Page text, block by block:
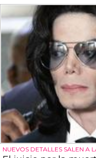
NUEVOS DETALLES SALEN A